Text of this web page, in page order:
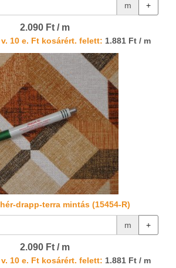
m +
2.090 Ft / m
10 e. Ft kosárért. felett: 1.881 Ft / m
drapp-terra mintás (15454-R)
m +
2.090 Ft / m
10 e. Ft kosárért. felett: 1.881 Ft / m